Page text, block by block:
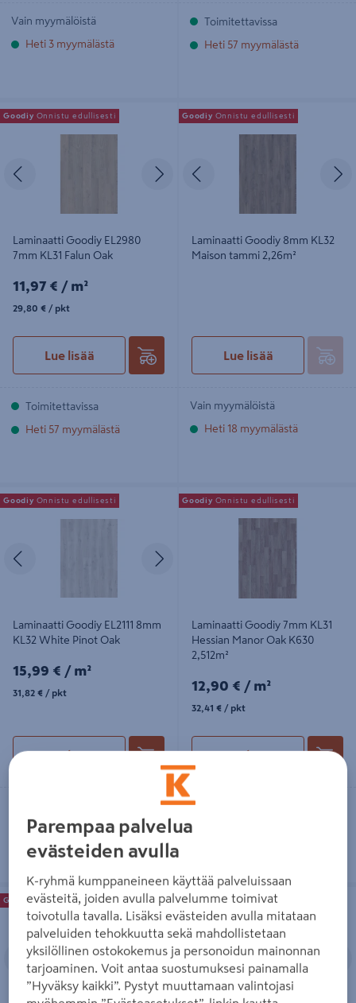
Vain myymälöistä
Heti 3 myymälästä
Toimitettavissa
Heti 57 myymälästä
Laminaatti Goodiy EL2980 7mm
KL31 Falun Oak
Seuraava
Laminaatti Goodiy EL2980
7mm KL31 Falun Oak
11,97€/m²
11,97 € / m²
29,80€/pkt
29,80 € / pkt
Lue lisää
Goodiy Onnistu edullisesti
Toimitettavissa
Heti 57 myymälästä
Laminaatti Goodiy 8mm KL32
Maison tammi 2,26m²
Laminaatti Goodiy 8mm KL32
Maison tammi 2,26m²
Lue lisää
Goodiy Onnistu edullisesti
Vain myymälöistä
Heti 18 myymälästä
Laminaatti Goodiy EL2111 8mm KL32
White Pinot Oak
Laminaatti Goodiy EL2111 8mm
KL32 White Pinot Oak
15,99€/m²
15,99 € / m²
31,82€/pkt
31,82 € / pkt
Lue lisää
Goodiy Onnistu edullisesti
Heti 11 myymälästä
Laminaatti Goodiy 7mm KL31
Hessian Manor Oak K630 2,512m²
Laminaatti Goodiy 7mm KL31
Hessian Manor Oak K630
2,512m²
12,90€/m²
12,90 € / m²
32,41€/pkt
32,41 € / pkt
Lue lisää
Goodiy Onnistu edullisesti
Laminaatti Goodiy Wide 7mm KL32
K327 Hillside Oak K327 V4
1288x245x7mm 2,84m²
Edellinen Seuraava
GoodiyOnnistu edullisesti
Laminaatti Goodiy 8/32 K2737 Oak
Cremona Cotta V4 2,26M2
1288x195x8mm
Edellinen
GoodiyOnnistu edullisesti
Parempaa palvelua
evästeiden avulla
K-ryhmä kumppaneineen käyttää palveluissaan
evästeitä, joiden avulla palvelumme toimivat
toivotulla tavalla. Lisäksi evästeiden avulla mitataan
palveluiden tehokkuutta sekä mahdollistetaan
yksilöllinen ostokokemus ja personoidun mainonnan
tarjoaminen. Voit antaa suostumuksesi painamalla
”Hyväksy kaikki”. Pystyt muuttamaan valintojasi